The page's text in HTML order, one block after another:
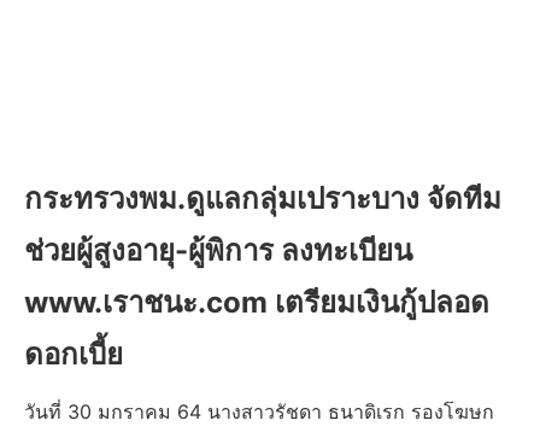
กระทรวงพม.ดูแลกลุ่มเปราะบาง จัดทีม
ช่วยผู้สูงอายุ-ผู้พิการ ลงทะเบียน
www.เราชนะ.com เตรียมเงินกู้ปลอด
ดอกเบี้ย
วันที่ 30 มกราคม 64 นางสาวรัชดา ธนาดิเรก รองโฆษก